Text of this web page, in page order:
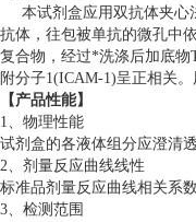
本试剂盒应用双抗体夹
抗体，往包被单抗的微孔中
复合物，经过*洗涤后加底物
附分子1(ICAM-1)呈正相关
【产品性能】
1、物理性能
试剂盒的各液体组分应澄清
2、剂量反应曲线线性
标准品剂量反应曲线相关系
3、检测范围